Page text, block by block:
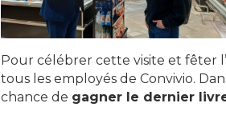
Pour célébrer cette visite et fêter
tous les employés de Convivio.
chance de gagner le dernier